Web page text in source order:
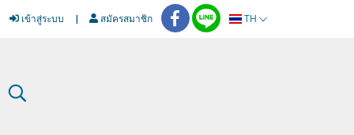
เข้าสู่ระบบ สมัครสมาชิก TH